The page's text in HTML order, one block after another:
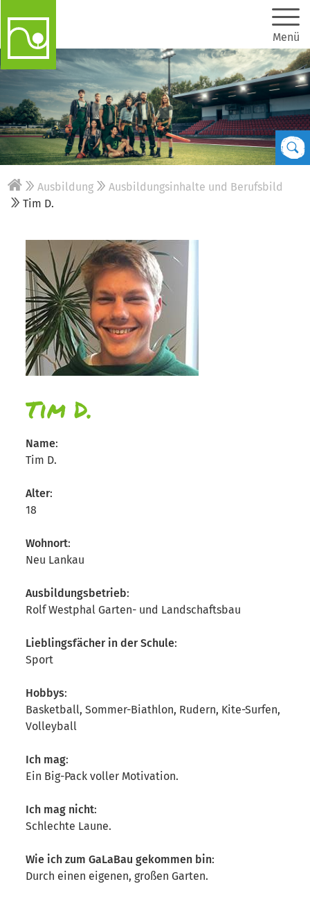
Menü
Ausbildung
Ausbildungsinhalte und Berufsbild
Tim D.
Tim D.
Name:
Tim D.
Alter:
18
Wohnort:
Neu Lankau
Ausbildungsbetrieb:
Rolf Westphal Garten- und Landschaftsbau
Lieblingsfächer in der Schule:
Sport
Hobbys:
Basketball, Sommer-Biathlon, Rudern, Kite-Surfen,
Volleyball
Ich mag:
Ein Big-Pack voller Motivation.
Ich mag nicht:
Schlechte Laune.
Wie ich zum GaLaBau gekommen bin:
Durch einen eigenen, großen Garten.